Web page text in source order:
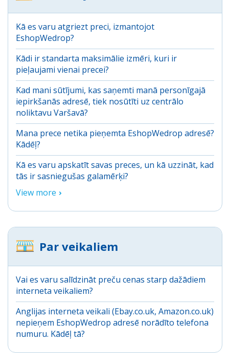
Kā es varu atgriezt preci, izmantojot
EshopWedrop?
Kādi ir standarta maksimālie izmēri, kuri ir
pieļaujami vienai precei?
Kad mani sūtījumi, kas saņemti manā personīgajā
iepirkšanās adresē, tiek nosūtīti uz centrālo
noliktavu Varšavā?
Mana prece netika pieņemta EshopWedrop adresē?
Kādēļ?
Kā es varu apskatīt savas preces, un kā uzzināt, kad
tās ir sasniegušas galamērķi?
View more
Par veikaliem
Vai es varu salīdzināt preču cenas starp dažādiem
interneta veikaliem?
Anglijas interneta veikali (Ebay.co.uk, Amazon.co.uk)
nepieņem EshopWedrop adresē norādīto telefona
numuru. Kādēļ tā?